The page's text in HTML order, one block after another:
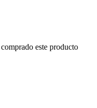
este producto